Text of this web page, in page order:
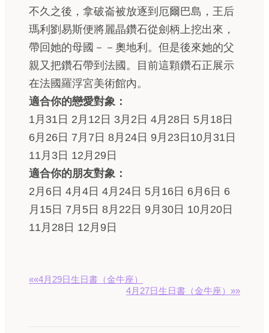
不久之後，拿破崙被放逐到厄爾巴島，王后
瑪利劉易斯便將麗晶鑽石從劍柄上挖出來，
帶回她的母國－－奧地利。但是後來她的父
親又把鑽石帶到法國。目前這顆鑽石正展示
在法國羅浮宮美術館內。
適合你的戀愛對象：
1月31日 2月12日 3月2日 4月28日 5月18日
6月26日 7月7日 8月24日 9月23日10月31日
11月3日 12月29日
適合你的朋友對象：
2月6日 4月4日 4月24日 5月16日 6月6日 6
月15日 7月5日 8月22日 9月30日 10月20日
11月28日 12月9日
««4月29日生日書（金牛座）
4月27日生日書（金牛座）»»